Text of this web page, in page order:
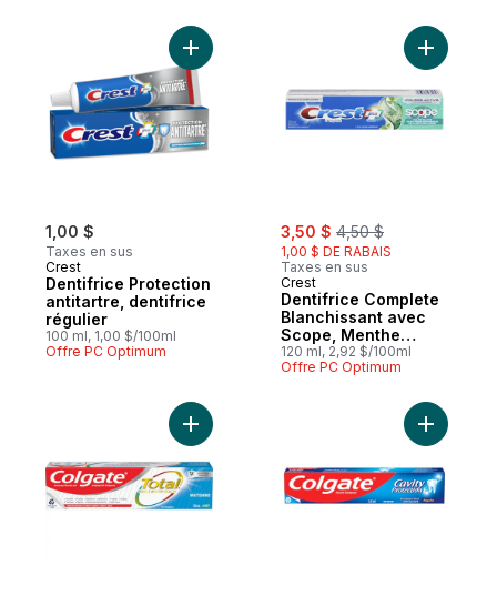
1,00 $
Taxes en sus
Crest
Dentifrice Protection
antitartre, dentifrice
régulier
100 ml, 1,00 $/100ml
Offre PC Optimum
Ajouter Dentifrice Protection antitartre,
sale:
3,50 $ , formerly:
4,50 $
1,00 $ DE RABAIS
Taxes en sus
Crest
Dentifrice Complete
Blanchissant avec
Scope, Menthe
fraîcheur
120 ml, 2,92 $/100ml
Offre PC Optimum
Ajouter
Ajouter Dentifrice en gel Total Ajouter